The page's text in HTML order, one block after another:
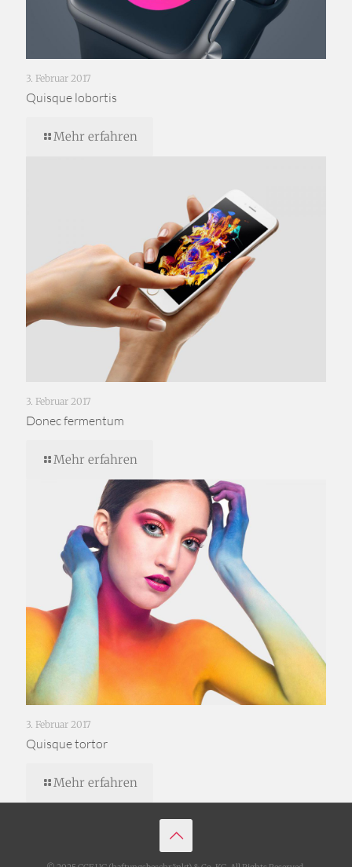
3. Februar 2017
Quisque lobortis
Mehr erfahren
3. Februar 2017
Donec fermentum
Mehr erfahren
3. Februar 2017
Quisque tortor
Mehr erfahren